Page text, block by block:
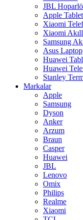
JBL
Apple Tablet
Xiaomi
Xiaomi
Samsung
Asus Laptop
Huawei
Huawei
Stanley
Markalar
Apple
Samsung
Dyson
Anker
Arzum
Braun
Casper
Huawei
JBL
Lenovo
Omix
Philips
Realme
Xiaomi